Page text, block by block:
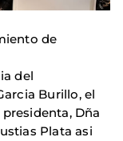
de
del
Burillo, el
Dña
Plata asi